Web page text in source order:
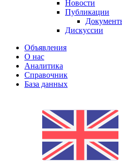
Новости
Публикации
Дискуссии
Объявления
О нас
Аналитика
Справочник
База данных